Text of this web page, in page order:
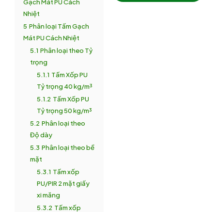
Nhiệt
5 Phân loại Tấm Gạch
Mát PU Cách Nhiệt
5.1 Phân loại theo Tỷ
trọng
5.1.1 Tấm Xốp PU
Tỷ trọng 40 kg/m³
5.1.2 Tấm Xốp PU
Tỷ trọng 50 kg/m³
5.2 Phân loại theo
Độ dày
5.3 Phân loại theo bề
mặt
5.3.1 Tấm xốp
PU/PIR 2 mặt giấy
xi măng
5.3.2 Tấm xốp